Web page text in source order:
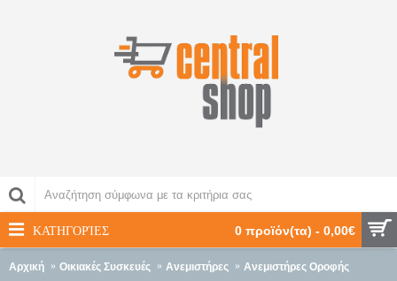
0 προϊόν(τα) - 0,00€
ΚΑΤΗΓΟΡΊΕΣ
Αρχική Οικιακές Συσκευές Ανεμιστήρες Ανεμιστήρες Οροφής